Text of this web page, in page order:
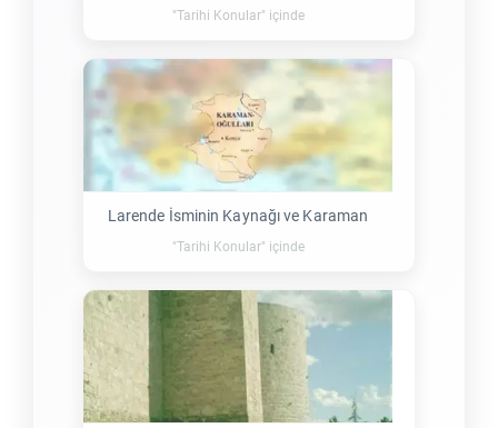
"Tarihi Konular" içinde
Larende İsminin Kaynağı ve Karaman
"Tarihi Konular" içinde